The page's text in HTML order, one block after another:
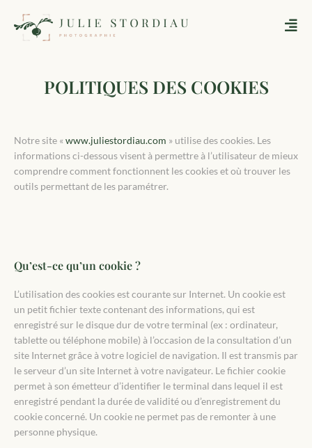
contenu
POLITIQUES DES COOKIES
Notre site «www.juliestordiau.com » utilise des cookies. Les
informations ci-dessous visent à permettre à l’utilisateur de mieux
comprendre comment fonctionnent les cookies et où trouver les
outils permettant de les paramétrer.
Qu’est-ce qu’un cookie ?
L’utilisation des cookies est courante sur Internet. Un cookie est
un petit fichier texte contenant des informations, qui est
enregistré sur le disque dur de votre terminal (ex : ordinateur,
tablette ou téléphone mobile) à l’occasion de la consultation d’un
site Internet grâce à votre logiciel de navigation. Il est transmis par
le serveur d’un site Internet à votre navigateur. Le fichier cookie
permet à son émetteur d’identifier le terminal dans lequel il est
enregistré pendant la durée de validité ou d’enregistrement du
cookie concerné. Un cookie ne permet pas de remonter à une
personne physique.